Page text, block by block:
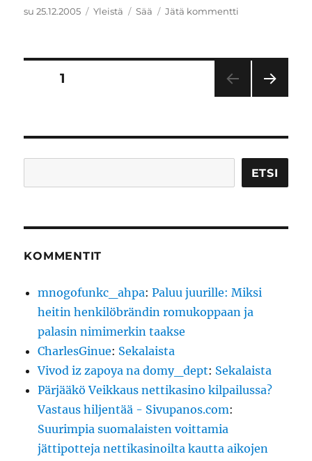
Julkaistu
su 25.12.2005 Kategoriat
Yleistä Avainsanat
Sää Jätä kommentti
Artikkelien
SIVU1
SIVU
ETSI
KOMMENTIT
mnogofunkc_ahpa:Paluu juurille: Miksi
heitin henkilöbrändin romukoppaan ja
palasin nimimerkin taakse
CharlesGinue: Sekalaista
Vivod iz zapoya na domy_dept: Sekalaista
Pärjääkö Veikkaus nettikasino kilpailussa?
Vastaus hiljentää - Sivupanos.com:
Suurimpia suomalaisten voittamia
jättipotteja nettikasinoilta kautta aikojen